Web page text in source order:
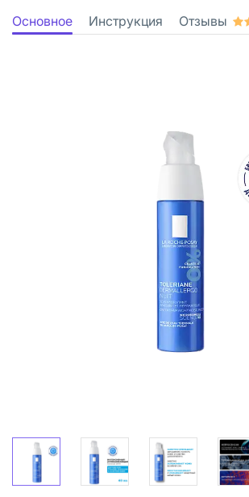
Основное Инструкция Отзывы